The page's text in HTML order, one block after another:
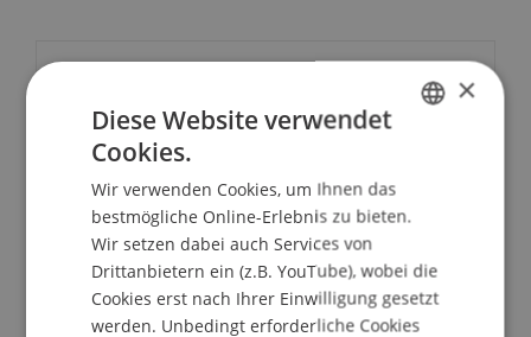
School/Professur:
Kommunikation und Marketing
Kontakt
×
Diese Website verwendet
Cookies.
Wir verwenden Cookies, um Ihnen das
bestmögliche Online-Erlebnis zu bieten.
Wir setzen dabei auch Services von
Drittanbietern ein (z.B. YouTube), wobei die
Cookies erst nach Ihrer Einwilligung gesetzt
werden. Unbedingt erforderliche Cookies